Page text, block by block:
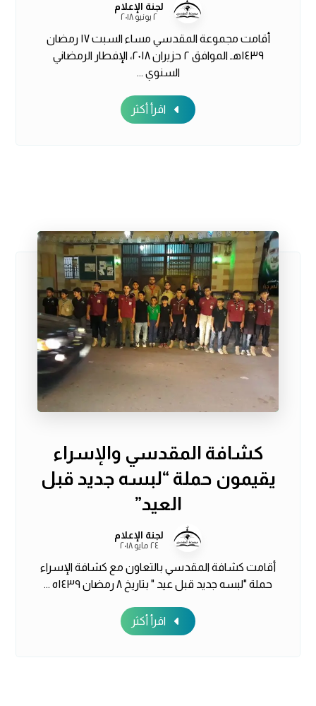
لجنة الإعلام
٢ يونيو ٢٠١٨
أقامت مجموعة المقدسي مساء السبت ١٧ رمضان
١٤٣٩هـ الموافق ٢ حزيران ٢٠١٨، الإفطار الرمضاني
السنوي ...
اقرأ أكثر
كشافة المقدسي والإسراء
يقيمون حملة “لبسه جديد قبل
العيد”
لجنة الإعلام
٢٤ مايو ٢٠١٨
أقامت كشافة المقدسي بالتعاون مع كشافة الإسراء
حملة "لبسه جديد قبل عيد " بتاريخ ٨ رمضان ١٤٣٩ه ...
اقرأ أكثر